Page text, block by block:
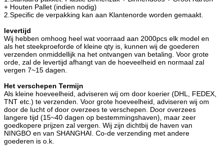
+ Houten Pallet (indien nodig)
2.Specific de verpakking kan aan Klantenorde worden gemaakt.
levertijd
Wij hebben omhoog heel wat voorraad aan 2000pcs elk model en
als het steekproeforde of kleine qty is, kunnen wij de goederen
verzenden onmiddellijk na het ontvangen van betaling. Voor grote
orde, zal de levertijd afhangt van de hoeveelheid en normaal zal
vergen 7~15 dagen.
Het verschepen Termijn
Als kleine hoeveelheid, adviseren wij om door koerier (DHL, FEDEX,
TNT etc.) te verzenden. Voor grote hoeveelheid, adviseren wij om
door de lucht of door overzees te verschepen. Door overzees
langere tijd (15~40 dagen op bestemmingshaven), maar zeer
goedkopere prijzen zal vergen. Wij zijn dichtbij de haven van
NINGBO en van SHANGHAI. Co-de verzending met andere
goederen is o.k.